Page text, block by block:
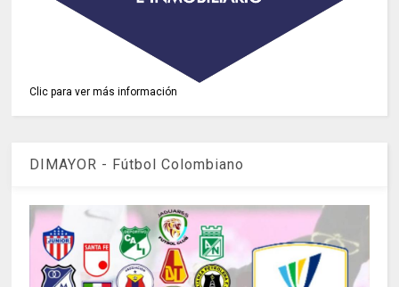
Clic para ver más información
DIMAYOR - Fútbol Colombiano